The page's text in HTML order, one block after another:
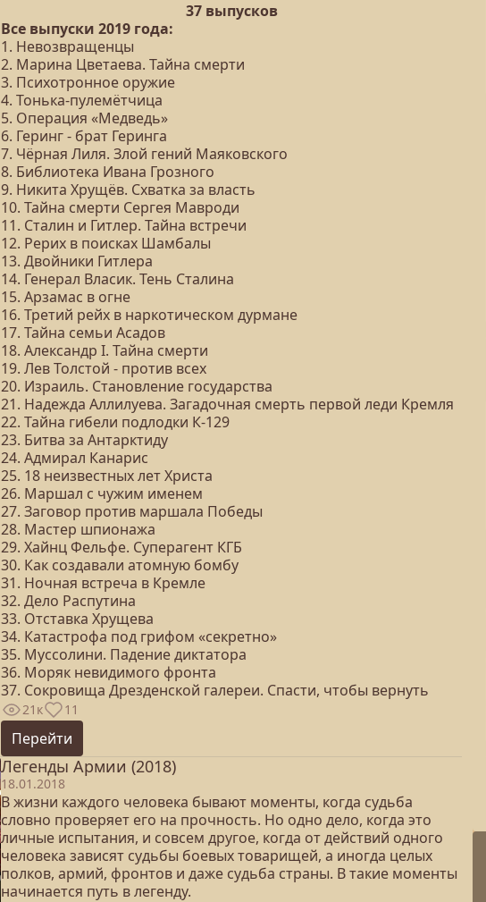
37 выпусков
Все выпуски 2019 года:
1. Невозвращенцы
2. Марина Цветаева. Тайна смерти
3. Психотронное оружие
4. Тонька-пулемётчица
5. Операция «Медведь»
6. Геринг - брат Геринга
7. Чёрная Лиля. Злой гений Маяковского
8. Библиотека Ивана Грозного
9. Никита Хрущёв. Схватка за власть
10. Тайна смерти Сергея Мавроди
11. Сталин и Гитлер. Тайна встречи
12. Рерих в поисках Шамбалы
13. Двойники Гитлера
14. Генерал Власик. Тень Сталина
15. Арзамас в огне
16. Третий рейх в наркотическом дурмане
17. Тайна семьи Асадов
18. Александр I. Тайна смерти
19. Лев Толстой - против всех
20. Израиль. Становление государства
21. Надежда Аллилуева. Загадочная смерть первой леди Кремля
22. Тайна гибели подлодки К-129
23. Битва за Антарктиду
24. Адмирал Канарис
25. 18 неизвестных лет Христа
26. Маршал с чужим именем
27. Заговор против маршала Победы
28. Мастер шпионажа
29. Хайнц Фельфе. Суперагент КГБ
30. Как создавали атомную бомбу
31. Ночная встреча в Кремле
32. Дело Распутина
33. Отставка Хрущева
34. Катастрофа под грифом «секретно»
35. Муссолини. Падение диктатора
36. Моряк невидимого фронта
37. Сокровища Дрезденской галереи. Спасти, чтобы вернуть
21к 11
Перейти
Легенды Армии (2018)
18.01.2018
В жизни каждого человека бывают моменты, когда судьба
словно проверяет его на прочность. Но одно дело, когда это
личные испытания, и совсем другое, когда от действий одного
человека зависят судьбы боевых товарищей, а иногда целых
полков, армий, фронтов и даже судьба страны. В такие моменты
начинается путь в легенду.